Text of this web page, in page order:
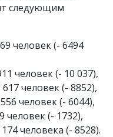
следующим
человек (- 6494
человек (- 10 037),
человек (- 8852),
человек (- 6044),
человек (- 1732),
человека (- 8528).